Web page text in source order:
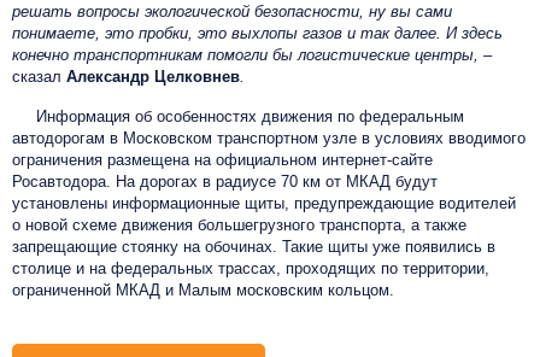
решать вопросы экологической безопасности, ну вы сами
понимаете, это пробки, это выхлопы газов и так далее. И здесь
конечно транспортникам помогли бы логистические центры, –
сказал Александр Целковнев
Информация об особенностях движения по федеральным
автодорогам в Московском транспортном узле в условиях вводимого
ограничения размещена на официальном интернет-сайте
Росавтодора. На дорогах в радиусе 70 км от МКАД будут
установлены информационные щиты, предупреждающие водителей
о новой схеме движения большегрузного транспорта, а также
запрещающие стоянку на обочинах. Такие щиты уже появились в
столице и на федеральных трассах, проходящих по территории,
ограниченной МКАД и Малым московским кольцом.